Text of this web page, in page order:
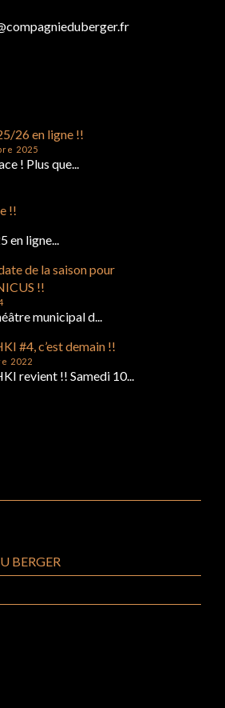
BЯOUCHKI / un film
Poliakov
BЯOUCHKI / un film
Poliakov
26 en ligne !!
2025
! Plus que...
!!
en ligne...
de la saison pour
!!
municipal d...
#4, c’est demain !!
2022
revient !! Samedi 10...
BERGER